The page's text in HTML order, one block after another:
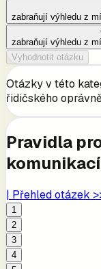
zabraňují výhledu z
zabraňují výhledu z
Vyhodnotit otázku
Otázky v této
řidičského
Pravidla
| Přehled otázek
1
2
3
4